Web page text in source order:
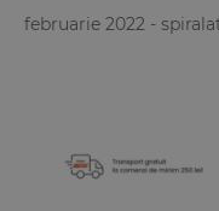
februarie 2022 -